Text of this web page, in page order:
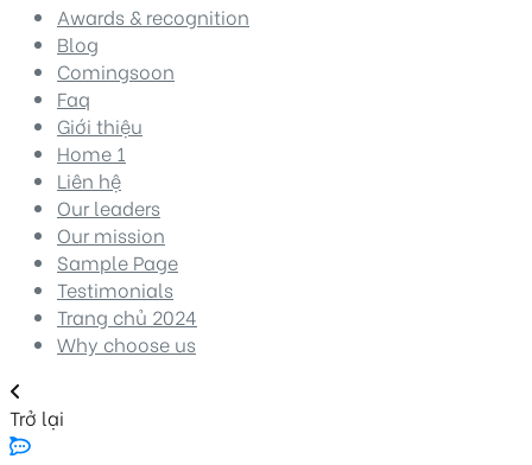
Awards & recognition
Blog
Comingsoon
Faq
Giới thiệu
Home 1
Liên hệ
Our leaders
Our mission
Sample Page
Testimonials
Trang chủ 2024
Why choose us
Trở lại